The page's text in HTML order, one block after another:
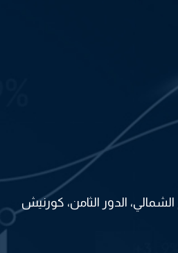
الشمالي، الدور الثامن، كورنيش